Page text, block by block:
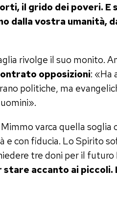
il grido dei poveri. E
dalla vostra umanità,
rivolge il suo monito.
opposizioni: «Ha
politiche, ma
varca quella soglia
e con fiducia. Lo Spirito
tre doni per il futuro
stare accanto ai